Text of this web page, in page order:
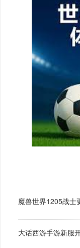
魔兽世界1205战士
大话西游手游新服